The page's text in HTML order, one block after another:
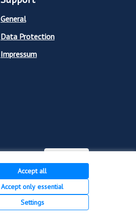
Accept all
Accept only essential
Settings
General
Data Protection
Impressum
Creative Commons
(External link)